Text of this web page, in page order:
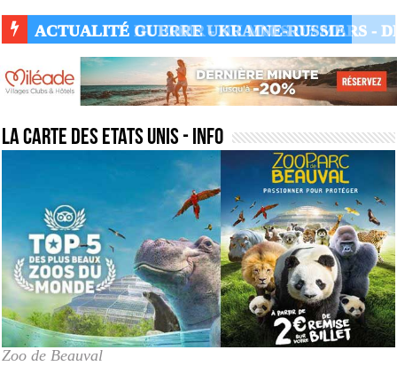
ACTUALITÉ GUERRE UKRAINE-RUSSIE
la carte des etats unis - Info
Zoo de Beauval